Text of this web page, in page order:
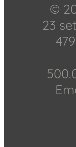
©
23